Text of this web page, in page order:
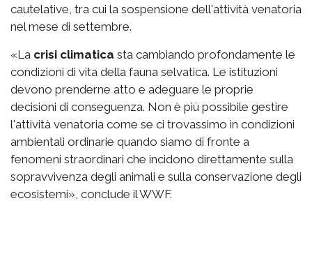
cautelative, tra cui la sospensione dell'attività venatoria
nel mese di settembre.
«La crisi climatica sta cambiando profondamente le
condizioni di vita della fauna selvatica. Le istituzioni
devono prenderne atto e adeguare le proprie
decisioni di conseguenza. Non è più possibile gestire
l'attività venatoria come se ci trovassimo in condizioni
ambientali ordinarie quando siamo di fronte a
fenomeni straordinari che incidono direttamente sulla
sopravvivenza degli animali e sulla conservazione degli
ecosistemi», conclude il WWF.